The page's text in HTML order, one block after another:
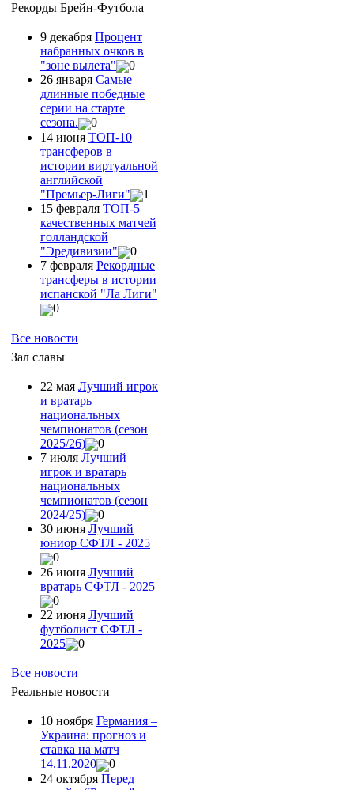
Рекорды Брейн-Футбола
9 декабря Процент
набранных очков в
"зоне вылета"
0
26 января Самые
длинные победные
серии на старте
сезона.
0
14 июня ТОП-10
трансферов в
истории виртуальной
английской
"Премьер-Лиги"
1
15 февраля ТОП-5
качественных матчей
голландской
"Эредивизии"
0
7 февраля Рекордные
трансферы в истории
испанской "Ла Лиги"
0
Все новости
Зал славы
22 мая Лучший игрок
и вратарь
национальных
чемпионатов (сезон
2025/26)
0
7 июля Лучший
игрок и вратарь
национальных
чемпионатов (сезон
2024/25)
0
30 июня Лучший
юниор СФТЛ - 2025
0
26 июня Лучший
вратарь СФТЛ - 2025
0
22 июня Лучший
футболист СФТЛ -
2025
0
Все новости
Реальные новости
10 ноября Германия –
Украина: прогноз и
ставка на матч
14.11.2020
0
24 октября Перед